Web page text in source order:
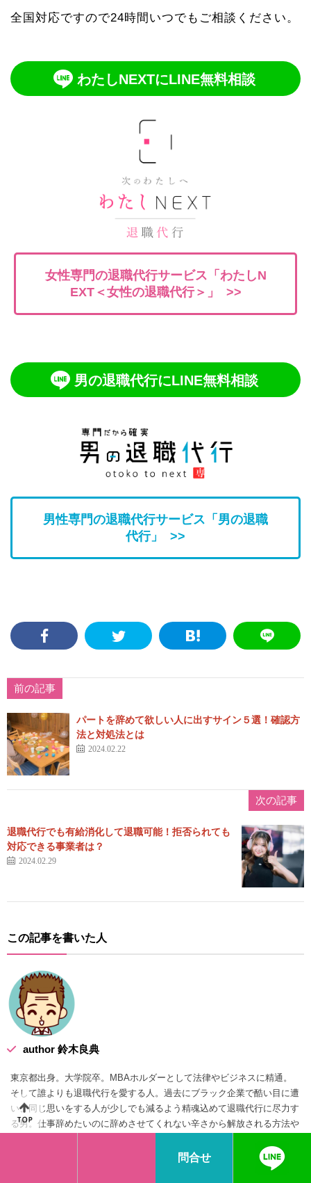
全国対応ですので24時間いつでもご相談ください。
わたしNEXTにLINE無料相談
女性専門の退職代行サービス「わたしN
EXT＜女性の退職代行＞」 >>
男の退職代行にLINE無料相談
男性専門の退職代行サービス「男の退職
代行」 >>
前の記事
パートを辞めて欲しい人に出すサイン５選！確認方
法と対処法とは
2024.02.22
次の記事
退職代行でも有給消化して退職可能！拒否られても
対応できる事業者は？
2024.02.29
この記事を書いた人
author 鈴木良典
東京都出身。大学院卒。MBAホルダーとして法律やビジネスに精通。
そして誰よりも退職代行を愛する人。過去にブラック企業で酷い目に遭
い、同じ思いをする人が少しでも減るよう精魂込めて退職代行に尽力す
る男。仕事辞めたいのに辞めさせてくれない辛さから解放される方法や
問合せ